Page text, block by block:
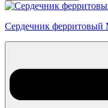
Сердечник